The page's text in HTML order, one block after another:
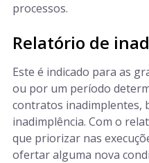
processos.
Relatório de
Este é indicado para as
ou por um período
contratos inadimplentes,
inadimplência. Com o
que priorizar nas
ofertar alguma nova